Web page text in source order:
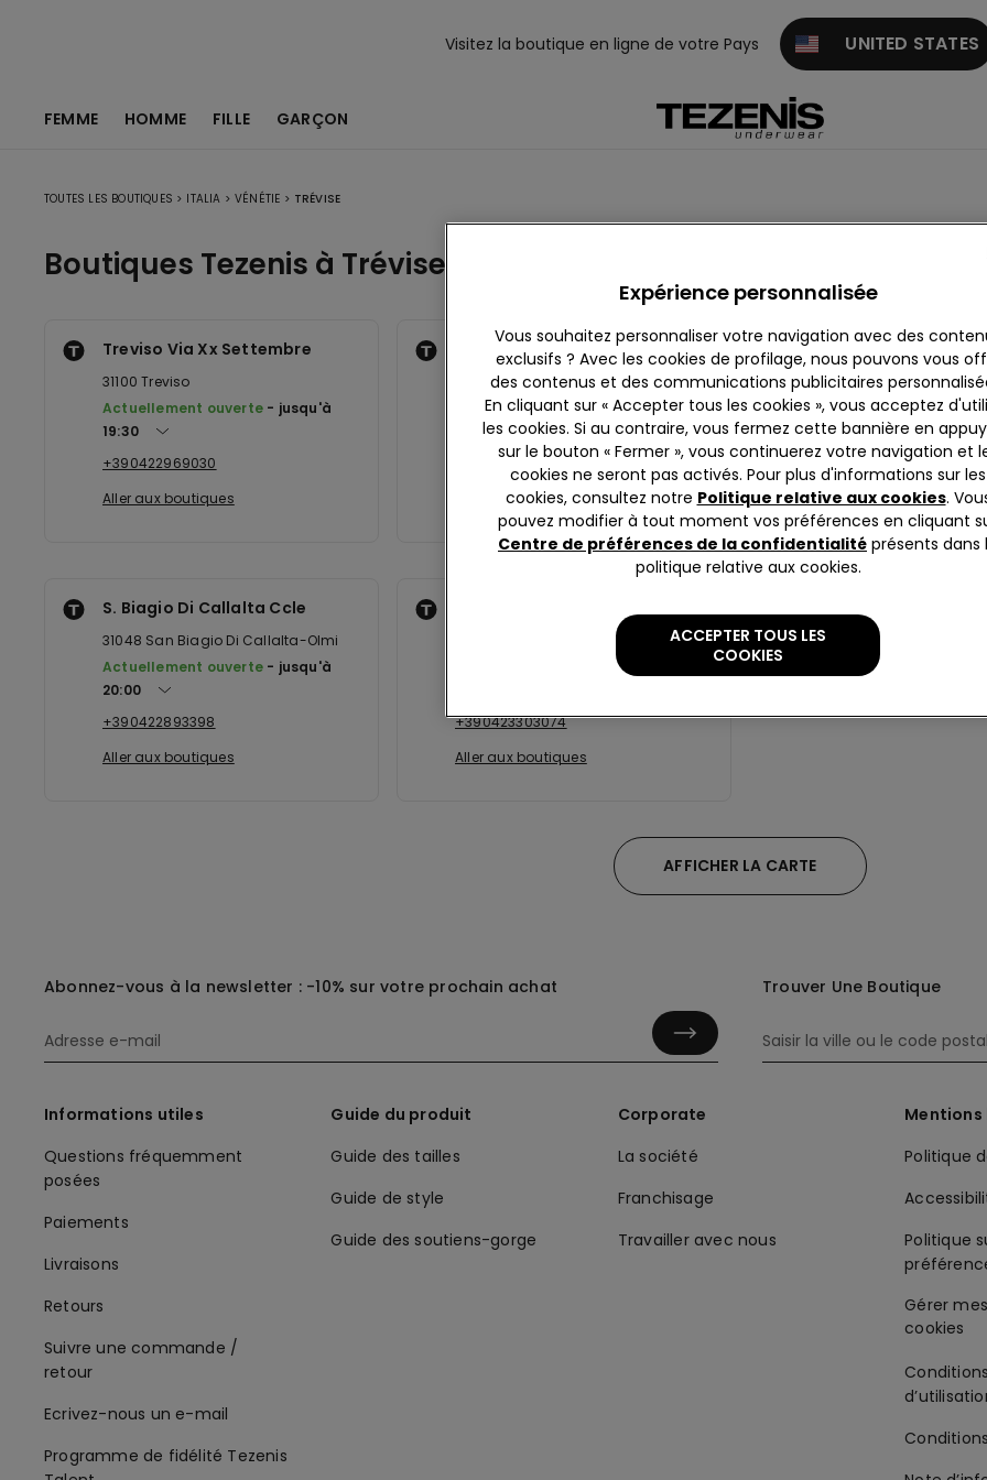
Visitez la boutique en ligne de votre Pays UNITED STATES
FEMME HOMME FILLE GARÇON
TOUTES LES BOUTIQUES > ITALIA > VÉNÉTIE > TRÉVISE
Boutiques Tezenis à Trévise
Treviso Via Xx Settembre
31100 Treviso
Actuellement ouverte
jusqu'à
19:30
+390422969030
Aller aux boutiques
Conegliano Ccle Cone'
Conegliano
Actuellement ouverte
jusqu'à
20:30
+390438336705
Aller aux boutiques
Villorba Ccle
31020Villorba
Actuellement ouverte
20:30
+390422444833
Aller aux boutiques
S. Biagio Di Callalta Ccle
31048 San Biagio Di Callalta-Olmi
Actuellement ouverte
jusqu'à
20:00
+390422893398
Aller aux boutiques
+390423303074
Aller aux boutiques
AFFICHER LA CARTE
Abonnez-vous à la newsletter : -10% sur votre prochain achat Trouver Une Boutique
Informations utiles
Questions fréquemment
posées
Paiements
Livraisons
Retours
Suivre une commande /
retour
Ecrivez-nous un e-mail
Programme de fidélité Tezenis
Guide du produit
Guide des tailles
Guide de style
Guide des soutiens-gorge
Corporate
La société
Franchisage
Travailler avec nous
Mentions
Politique
Politique
Expérience personnalisée
Vous souhaitez personnaliser votre navigation avec des
exclusifs ? Avec les cookies de profilage, nous pouvons vous
des contenus et des communications publicitaires
En cliquant sur « Accepter tous les cookies », vous acceptez
les cookies. Si au contraire, vous fermez cette bannière en
sur le bouton « Fermer », vous continuerez votre navigation et
cookies ne seront pas activés. Pour plus d'informations sur les
cookies, consultez notre Politique relative aux cookies.
pouvez modifier à tout moment vos préférences en cliquant
Centre de préférences de la confidentialité présents dans
politique relative aux cookies.
ACCEPTER TOUS LES
COOKIES